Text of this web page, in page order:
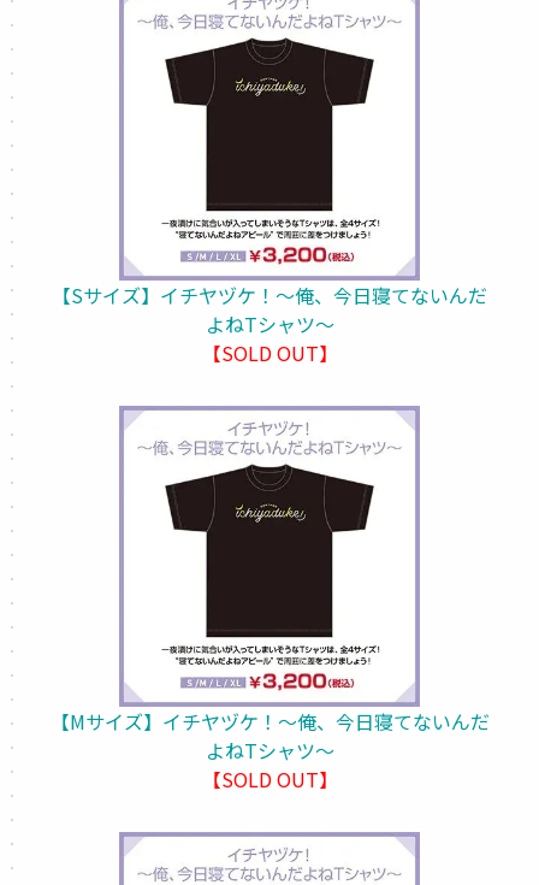
【Sサイズ】イチヤヅケ！～俺、今日寝てないんだ
よねTシャツ～
【SOLD OUT】
【Mサイズ】イチヤヅケ！～俺、今日寝てないんだ
よねTシャツ～
【SOLD OUT】